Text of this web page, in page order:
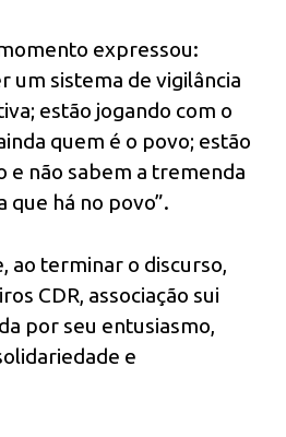
expressou:
um sistema de vigilância
estão jogando com o
quem é o povo; estão
e não sabem a tremenda
que há no povo”.
ao terminar o discurso,
CDR, associação sui
por seu entusiasmo,
e